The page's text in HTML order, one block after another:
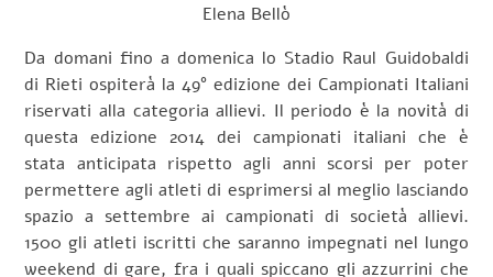
Elena Bellò
Da domani fino a domenica lo Stadio Raul Guidobaldi
di Rieti ospiterà la 49° edizione dei Campionati Italiani
riservati alla categoria allievi. Il periodo è la novità di
questa edizione 2014 dei campionati italiani che è
stata anticipata rispetto agli anni scorsi per poter
permettere agli atleti di esprimersi al meglio lasciando
spazio a settembre ai campionati di società allievi.
1500 gli atleti iscritti che saranno impegnati nel lungo
weekend di gare, fra i quali spiccano gli azzurrini che